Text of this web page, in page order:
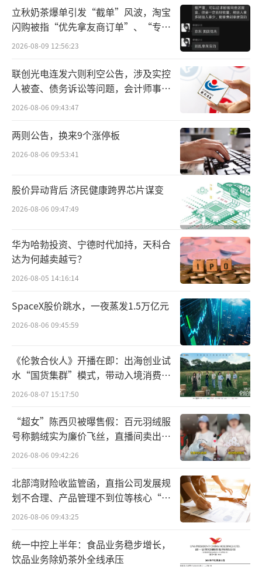
投资中国美妆品牌。如美次方自成立以来，已
经完成多个投资项目，包括以杉海创新、未名
拾光为代表的美妆科技与生物技术领域，以及
在护肤领域，早在今年10月底，自然堂宣布将
赴港上市，根据自然堂方面披露的信息，上市
之前，自然堂先后引入欧莱雅和加华资本作为
战略投资者，其中欧莱雅投资4.42亿元，持有
自然堂控股6.67%的股份。
此外，在2025年初，欧莱雅成立了两大全
新投资基金，一只是与凯辉基金和上海静安区
合作成立的基金，将重点投资处于成长阶段的
美妆品牌和相关企业。另一只基金由天图投资
管理，与欧莱雅集团战略创新风险投资基金公
司BOLD合作，旨在投资同领域的早期公司。
欧莱雅北亚总裁及中国首席执行官博万尚
之前对外表示，投资不仅看重品牌的增长潜
力，更认可其东方文化美学叙事与对美和科学
的追求。
多次投资本土品牌背后或许与欧莱雅正面
临的业绩持续增长压力有一定关系。
根据财报数据，今年前三季度，欧莱雅实
现销售额328亿欧元，同比增长约1.2%，增速
较上年同期的6%有所放缓，第三季度销售额同
比微增0.5%至103.34亿欧元。其中，北亚市场
前三季度销售额为73.46亿欧元，同比下滑1.
1%；第三季度销售额同比下滑0.1%至19.53亿
欧元。
立秋奶茶爆单引发“截单”风波，淘宝
闪购被指“优先拿友商订单”、“专挑
贵的拿”
2026-08-09 12:56:23
联创光电连发六则利空公告，涉及实控
人被查、债务诉讼等问题，会计师事务
所曾出具“保留意见”
2026-08-06 09:43:47
两则公告，换来9个涨停板
2026-08-06 09:53:41
股价异动背后 济民健康跨界芯片谋变
2026-08-06 09:47:49
华为哈勃投资、宁德时代加持，天科合
达为何越卖越亏？
2026-08-05 14:16:14
SpaceX股价跳水，一夜蒸发1.5万亿元
2026-08-06 09:45:59
《伦敦合伙人》开播在即：出海创业试
水“国货集群”模式，带动入境消费反
向种草
2026-08-07 15:17:50
“超女”陈西贝被曝售假：百元羽绒服
号称鹅绒实为廉价飞丝，直播间卖出超
百万元
2026-08-06 09:42:26
北部湾财险收监管函，直指公司发展规
划不合理、产品管理不到位等核心“痛
点”
2026-08-06 09:43:25
统一中控上半年：食品业务稳步增长，
饮品业务除奶茶外全线承压